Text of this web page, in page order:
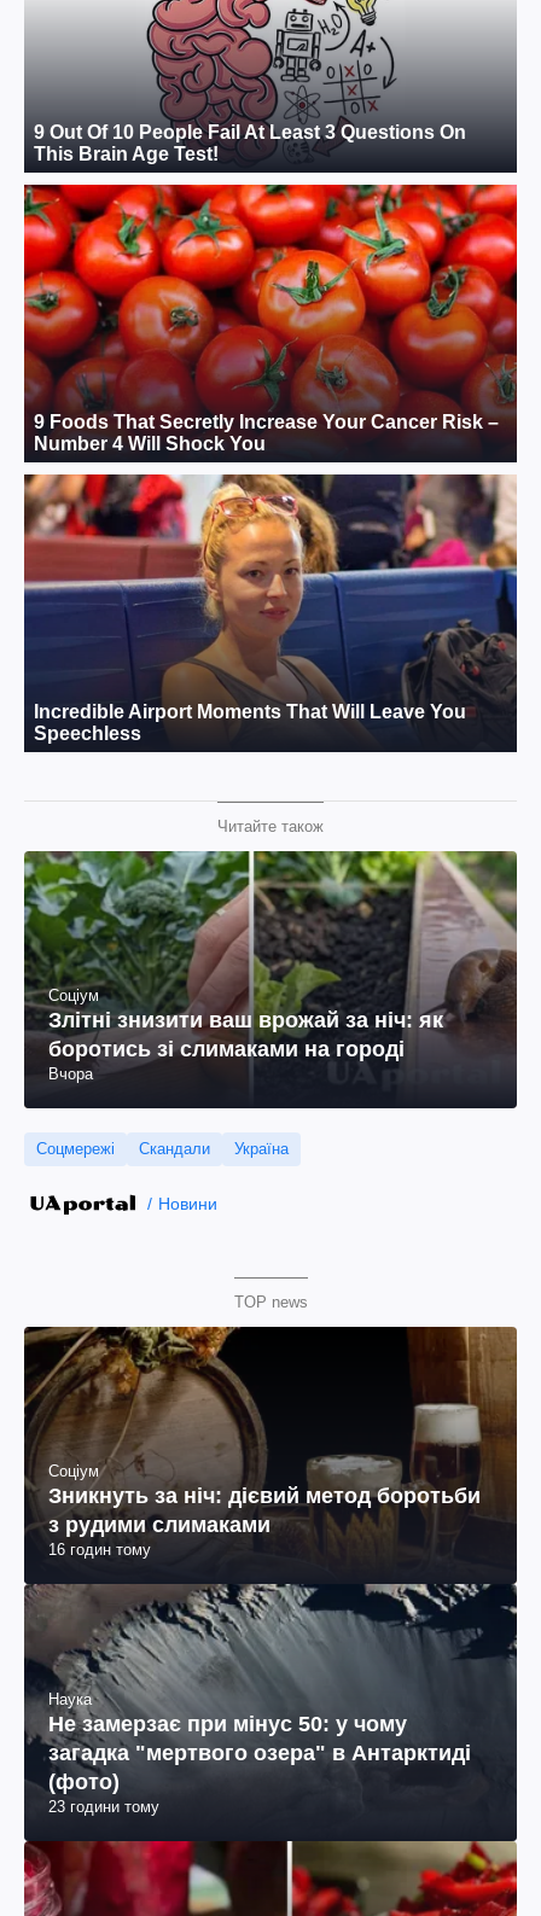
Читайте також
Соціум
Злітні знизити ваш врожай за ніч: як
боротись зі слимаками на городі
Вчора
Соцмережі Скандали Україна
Новини
TOP news
Соціум
Зникнуть за ніч: дієвий метод боротьби
з рудими слимаками
16 годин тому
Наука
Не замерзає при мінус 50: у чому
загадка "мертвого озера" в Антарктиді
(фото)
23 години тому